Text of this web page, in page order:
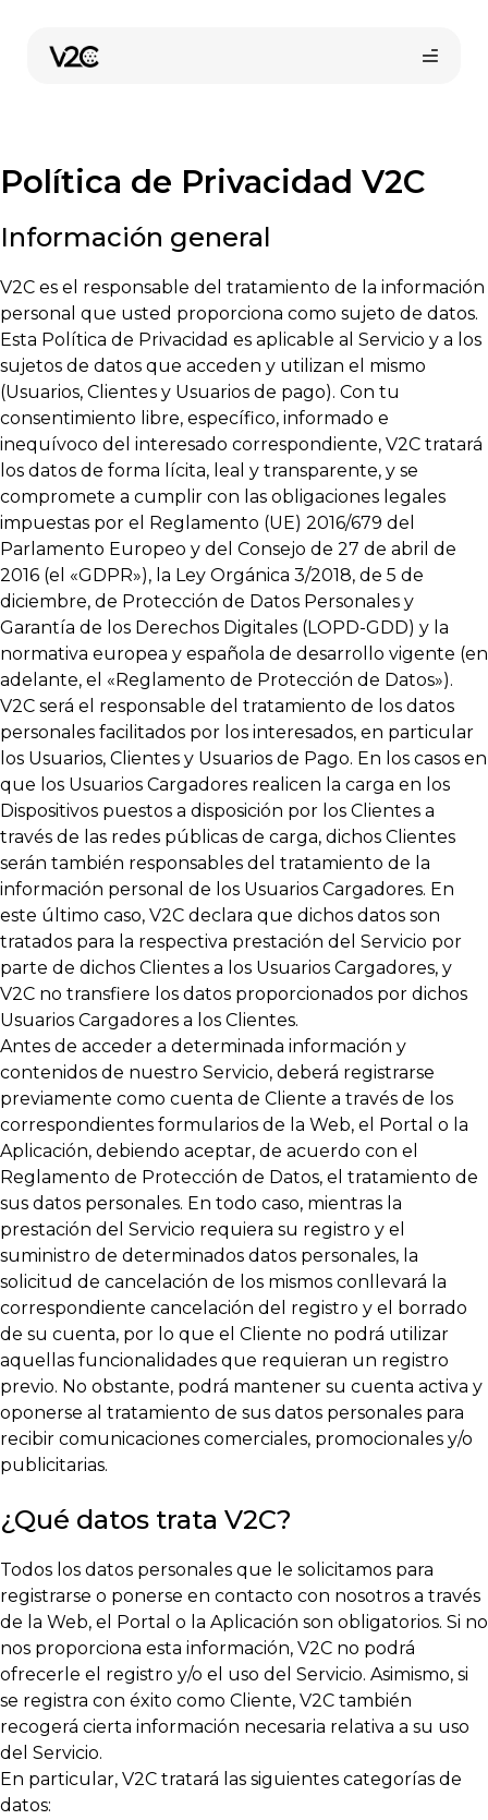
contenido
Compra online
Política de Privacidad V2C
Información general
V2C es el responsable del tratamiento de la información
personal que usted proporciona como sujeto de datos.
Esta Política de Privacidad es aplicable al Servicio y a los
sujetos de datos que acceden y utilizan el mismo
(Usuarios, Clientes y Usuarios de pago). Con tu
consentimiento libre, específico, informado e
inequívoco del interesado correspondiente, V2C tratará
los datos de forma lícita, leal y transparente, y se
compromete a cumplir con las obligaciones legales
impuestas por el Reglamento (UE) 2016/679 del
Parlamento Europeo y del Consejo de 27 de abril de
2016 (el «GDPR»), la Ley Orgánica 3/2018, de 5 de
diciembre, de Protección de Datos Personales y
Garantía de los Derechos Digitales (LOPD-GDD) y la
normativa europea y española de desarrollo vigente (en
adelante, el «Reglamento de Protección de Datos»).
V2C será el responsable del tratamiento de los datos
personales facilitados por los interesados, en particular
los Usuarios, Clientes y Usuarios de Pago. En los casos en
que los Usuarios Cargadores realicen la carga en los
Dispositivos puestos a disposición por los Clientes a
través de las redes públicas de carga, dichos Clientes
serán también responsables del tratamiento de la
información personal de los Usuarios Cargadores. En
este último caso, V2C declara que dichos datos son
tratados para la respectiva prestación del Servicio por
parte de dichos Clientes a los Usuarios Cargadores, y
V2C no transfiere los datos proporcionados por dichos
Usuarios Cargadores a los Clientes.
Antes de acceder a determinada información y
contenidos de nuestro Servicio, deberá registrarse
previamente como cuenta de Cliente a través de los
correspondientes formularios de la Web, el Portal o la
Aplicación, debiendo aceptar, de acuerdo con el
Reglamento de Protección de Datos, el tratamiento de
sus datos personales. En todo caso, mientras la
prestación del Servicio requiera su registro y el
suministro de determinados datos personales, la
solicitud de cancelación de los mismos conllevará la
correspondiente cancelación del registro y el borrado
de su cuenta, por lo que el Cliente no podrá utilizar
aquellas funcionalidades que requieran un registro
previo. No obstante, podrá mantener su cuenta activa y
oponerse al tratamiento de sus datos personales para
recibir comunicaciones comerciales, promocionales y/o
publicitarias.
¿Qué datos trata V2C?
Todos los datos personales que le solicitamos para
registrarse o ponerse en contacto con nosotros a través
de la Web, el Portal o la Aplicación son obligatorios. Si no
nos proporciona esta información, V2C no podrá
ofrecerle el registro y/o el uso del Servicio. Asimismo, si
se registra con éxito como Cliente, V2C también
recogerá cierta información necesaria relativa a su uso
del Servicio.
En particular, V2C tratará las siguientes categorías de
datos: